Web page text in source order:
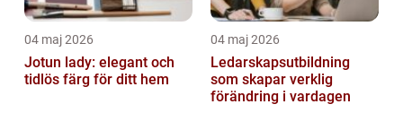
04 maj 2026
Jotun lady: elegant och
tidlös färg för ditt hem
04 maj 2026
Ledarskapsutbildning
som skapar verklig
förändring i vardagen